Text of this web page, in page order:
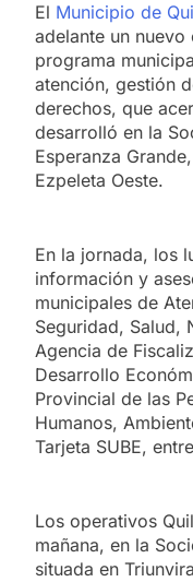
El Municipio de
adelante un
programa
atención, gestión
derechos, que
desarrolló en la
Esperanza
Ezpeleta Oeste.
En la jornada, los
información y
municipales de
Seguridad, Salud,
Agencia de
Desarrollo
Provincial de las
Humanos,
Tarjeta SUBE,
Los operativos
mañana, en la
situada en